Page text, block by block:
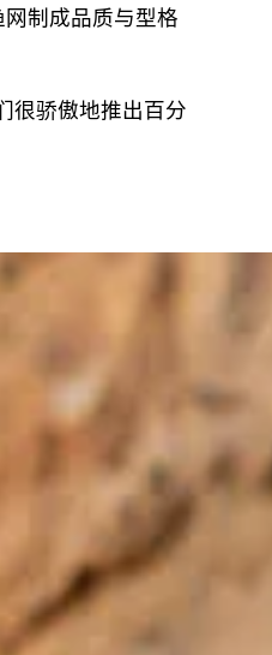
制成品质与型格
很骄傲地推出百分